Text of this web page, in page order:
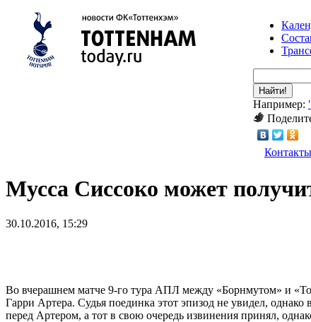
Найти!
Например:
Контакты
Мусса Сиссоко может
30.10.2016, 15:29
Во вчерашнем матче 9-го тура АПЛ между «Борнмутом» и
Гарри Артера. Судья поединка этот эпизод не увидел,
перед Артером, а тот в свою очередь извинения принял,